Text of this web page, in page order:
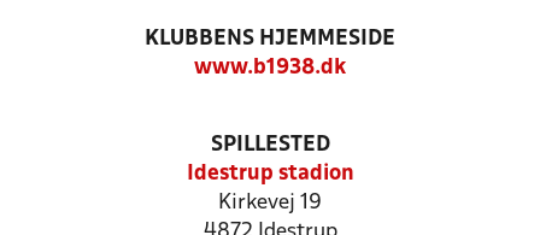
KLUBBENS HJEMMESIDE
www.b1938.dk
SPILLESTED
Idestrup stadion
Kirkevej 19